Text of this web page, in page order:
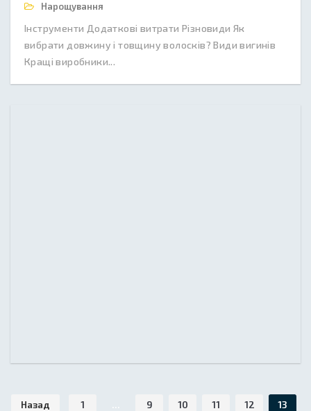
Нарощування
Інструменти Додаткові витрати Різновиди Як
вибрати довжину і товщину волосків? Види вигинів
Кращі виробники...
Назад 1 9 10 11 12
13